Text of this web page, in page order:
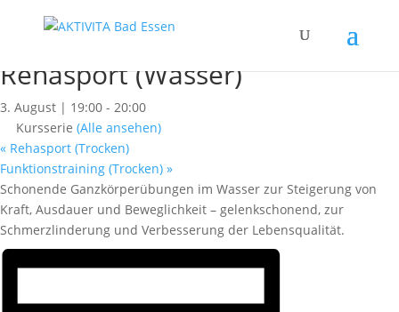
« Alle Kurse
Rehasport (Wasser)
3. August | 19:00 - 20:00
Kursserie (Alle ansehen)
« Rehasport (Trocken)
Funktionstraining (Trocken) »
Schonende Ganzkörperübungen im Wasser zur Steigerung von
Kraft, Ausdauer und Beweglichkeit – gelenkschonend, zur
Schmerzlinderung und Verbesserung der Lebensqualität.